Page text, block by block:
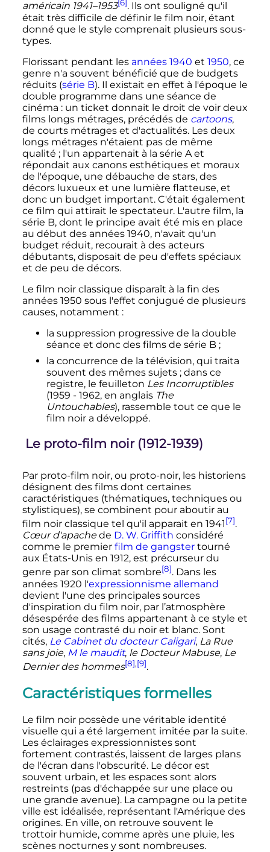
américain 1941–1953[6] . Ils ont souligné qu'il
était très difficile de définir le film noir, étant
donné que le style comprenait plusieurs sous-
types.
Florissant pendant les années 1940 et 1950, ce
genre n'a souvent bénéficié que de budgets
réduits (série B). Il existait en effet à l'époque le
double programme dans une séance de
cinéma : un ticket donnait le droit de voir deux
films longs métrages, précédés de cartoons,
de courts métrages et d'actualités. Les deux
longs métrages n'étaient pas de même
qualité ; l'un appartenait à la série A et
répondait aux canons esthétiques et moraux
de l'époque, une débauche de stars, des
décors luxueux et une lumière flatteuse, et
donc un budget important. C'était également
ce film qui attirait le spectateur. L'autre film, la
série B, dont le principe avait été mis en place
au début des années 1940, n'avait qu'un
budget réduit, recourait à des acteurs
débutants, disposait de peu d'effets spéciaux
et de peu de décors.
Le film noir classique disparaît à la fin des
années 1950 sous l'effet conjugué de plusieurs
causes, notamment :
la suppression progressive de la double
séance et donc des films de série B ;
la concurrence de la télévision, qui traita
souvent des mêmes sujets ; dans ce
registre, le feuilleton Les Incorruptibles
(1959 - 1962, en anglais The
Untouchables), rassemble tout ce que le
film noir a développé.
Le proto-film noir (1912-1939)
Par proto-film noir, ou proto-noir, les historiens
désignent des films dont certaines
caractéristiques (thématiques, techniques ou
stylistiques), se combinent pour aboutir au
film noir classique tel qu'il apparait en 1941[7].
Cœur d'apachede D. W. Griffith considéré
comme le premier film de gangstertourné
aux États-Unis en 1912, est précurseur du
genre par son climat sombre[8]. Dans les
années 1920 l'expressionnisme allemand
devient l'une des principales sources
d'inspiration du film noir, par l’atmosphère
désespérée des films appartenant à ce style et
son usage contrasté du noir et blanc. Sont
cités, Le Cabinet du docteur Caligari, La Rue
sans joie, M le maudit, le Docteur Mabuse, Le
Dernier des hommes[8],[9].
Caractéristiques formelles
Le film noir possède une véritable identité
visuelle qui a été largement imitée par la suite.
Les éclairages expressionnistes sont
fortement contrastés, laissent de larges plans
de l'écran dans l'obscurité. Le décor est
souvent urbain, et les espaces sont alors
restreints (pas d'échappée sur une place ou
une grande avenue). La campagne ou la petite
ville est idéalisée, représentant l'Amérique des
origines. En ville, on retrouve souvent le
trottoir humide, comme après une pluie, les
scènes nocturnes y sont nombreuses.